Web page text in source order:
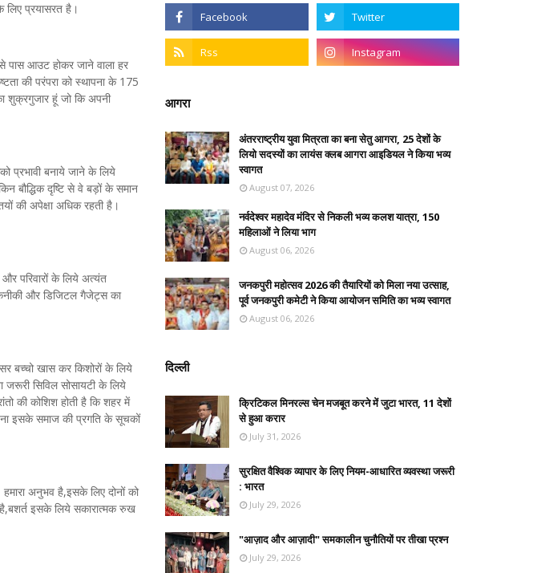
प्रयासरत है।
पास आउट होकर जाने वाला हर
की परंपरा को स्थापना के 175
शुक्रगुजार हूं जो कि अपनी
प्रभावी बनाये जाने के लिये
बौद्धिक दृष्टि से वे बड़ों के समान
की अपेक्षा अधिक रहती है।
परिवारों के लिये अत्यंत
और डिजिटल गैजेट्स का
बच्‍चो खास कर किशोरों के लिये
सिविल सोसायटी के लिये
की कोशिश होती है कि शहर में
इसके समाज की प्रगति के सूचकों
अनुभव है,इसके लिए दोनों को
इसके लिये सकारात्मक रुख
आगरा
अंतरराष्ट्रीय युवा मित्रता का बना सेतु आगरा, 25 देशों के
लियो सदस्यों का लायंस क्लब आगरा आइडियल ने किया भव्य
स्वागत
August 07, 2026
नर्वदेश्वर महादेव मंदिर से निकली भव्य कलश यात्रा, 150
महिलाओं ने लिया भाग
August 06, 2026
जनकपुरी महोत्सव 2026 की तैयारियों को मिला नया उत्साह,
पूर्व जनकपुरी कमेटी ने किया आयोजन समिति का भव्य स्वागत
August 06, 2026
दिल्ली
क्रिटिकल मिनरल्स चेन मजबूत करने में जुटा भारत, 11 देशों
से हुआ करार
July 31, 2026
सुरक्षित वैश्विक व्यापार के लिए नियम-आधारित व्यवस्था जरूरी
: भारत
July 29, 2026
"आज़ाद और आज़ादी" समकालीन चुनौतियों पर तीखा प्रश्न
July 29, 2026